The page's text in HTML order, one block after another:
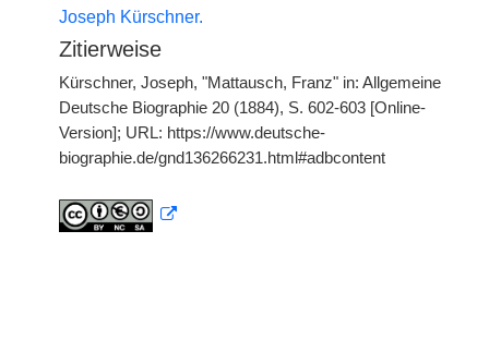
Joseph Kürschner.
Zitierweise
Kürschner, Joseph, "Mattausch, Franz" in: Allgemeine
Deutsche Biographie 20 (1884), S. 602-603 [Online-
Version]; URL: https://www.deutsche-
biographie.de/gnd136266231.html#adbcontent